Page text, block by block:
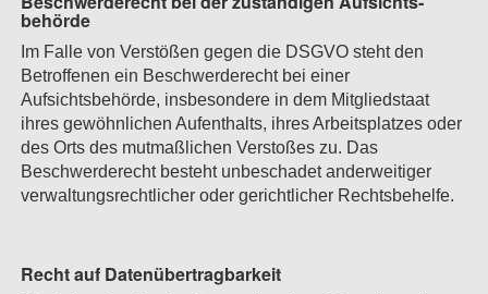
behörde
Im Falle von Verstößen gegen die DSGVO steht den
Betroffenen ein Beschwerderecht bei einer
Aufsichtsbehörde, insbesondere in dem Mitgliedstaat
ihres gewöhnlichen Aufenthalts, ihres Arbeitsplatzes oder
des Orts des mutmaßlichen Verstoßes zu. Das
Beschwerderecht besteht unbeschadet anderweitiger
verwaltungsrechtlicher oder gerichtlicher Rechtsbehelfe.
Recht auf Daten­übertrag­barkeit